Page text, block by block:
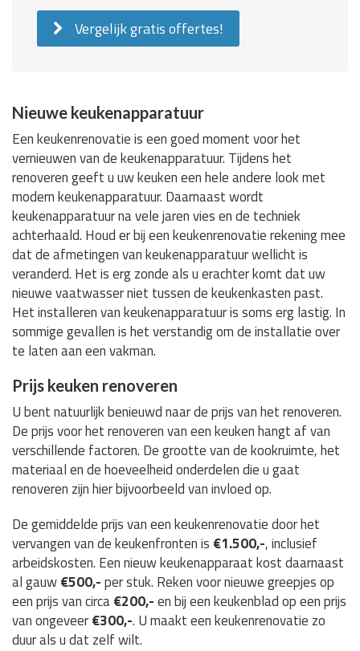
Vergelijk gratis offertes!
Nieuwe keukenapparatuur
Een keukenrenovatie is een goed moment voor het
vernieuwen van de keukenapparatuur. Tijdens het
renoveren geeft u uw keuken een hele andere look met
modern keukenapparatuur. Daarnaast wordt
keukenapparatuur na vele jaren vies en de techniek
achterhaald. Houd er bij een keukenrenovatie rekening mee
dat de afmetingen van keukenapparatuur wellicht is
veranderd. Het is erg zonde als u erachter komt dat uw
nieuwe vaatwasser niet tussen de keukenkasten past.
Het installeren van keukenapparatuur is soms erg lastig. In
sommige gevallen is het verstandig om de installatie over
te laten aan een vakman.
Prijs keuken renoveren
U bent natuurlijk benieuwd naar de prijs van het renoveren.
De prijs voor het renoveren van een keuken hangt af van
verschillende factoren. De grootte van de kookruimte, het
materiaal en de hoeveelheid onderdelen die u gaat
renoveren zijn hier bijvoorbeeld van invloed op.
De gemiddelde prijs van een keukenrenovatie door het
vervangen van de keukenfronten is €1.500,-, inclusief
arbeidskosten. Een nieuw keukenapparaat kost daarnaast
al gauw€500,-per stuk. Reken voor nieuwe greepjes op
een prijs van circa€200,-en bij een keukenblad op een prijs
van ongeveer€300,-. U maakt een keukenrenovatie zo
duur als u dat zelf wilt.